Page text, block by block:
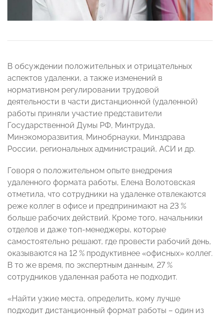
В обсуждении положительных и отрицательных
аспектов удаленки, а также изменений в
нормативном регулировании трудовой
деятельности в части дистанционной (удаленной)
работы приняли участие представители
Государственной Думы РФ, Минтруда,
Минэкоморазвития, Минобрнауки, Минздрава
России, региональных администраций, АСИ и др.
Говоря о положительном опыте внедрения
удаленного формата работы, Елена Волотовская
отметила, что сотрудники на удаленке отвлекаются
реже коллег в офисе и предпринимают на 23 %
больше рабочих действий. Кроме того, начальники
отделов и даже топ-менеджеры, которые
самостоятельно решают, где провести рабочий день,
оказываются на 12 % продуктивнее «офисных» коллег.
В то же время, по экспертным данным, 27 %
сотрудников удаленная работа не подходит.
«Найти узкие места, определить, кому лучше
подходит дистанционный формат работы – один из